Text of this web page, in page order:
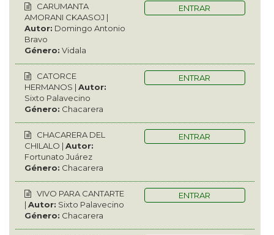
CARUMANTA
AMORANI CKAASOJ |
Autor: Domingo Antonio
Bravo
Género: Vidala
ENTRAR
CATORCE
HERMANOS | Autor:
Sixto Palavecino
Género: Chacarera
ENTRAR
CHACARERA DEL
CHILALO | Autor:
Fortunato Juárez
Género: Chacarera
ENTRAR
VIVO PARA CANTARTE
| Autor: Sixto Palavecino
Género: Chacarera
ENTRAR